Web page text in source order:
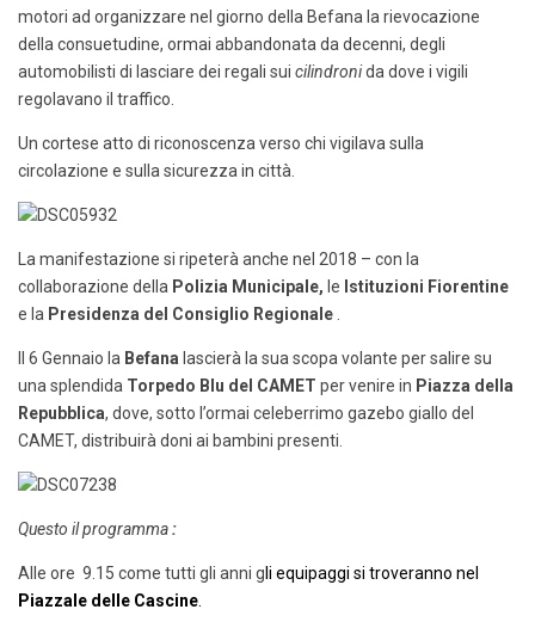
motori ad organizzare nel giorno della Befana la rievocazione
della consuetudine, ormai abbandonata da decenni, degli
automobilisti di lasciare dei regali sui cilindronida dove i vigili
regolavano il traffico.
Un cortese atto di riconoscenza verso chi vigilava sulla
circolazione e sulla sicurezza in città.
La manifestazione si ripeterà anche nel 2018 – con la
collaborazione della Polizia Municipale, le Istituzioni Fiorentine
e la Presidenza del Consiglio Regionale
Il 6 Gennaio la Befana lascierà la sua scopa volante per salire su
una splendida Torpedo Blu del CAMET per venire in Piazza della
Repubblica, dove, sotto l’ormai celeberrimo gazebo giallo del
CAMET, distribuirà doni ai bambini presenti.
Questo il programma:
Alle ore 9.15 come tutti gli anni g li equipaggi si troveranno nel
Piazzale delle Cascine